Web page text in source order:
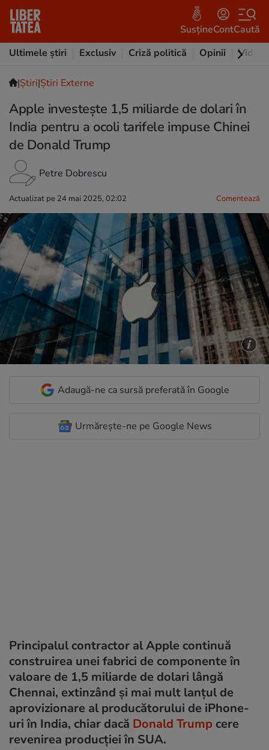
SusțineContCaută
Ultimele știri
Exclusiv Criză politică Opinii Video
|Ştiri|Știri Externe
Apple investește 1,5 miliarde de dolari în
India pentru a ocoli tarifele impuse Chinei
de Donald Trump
Petre Dobrescu
Actualizat pe 24 mai 2025, 02:02 Comentează
Adaugă-ne ca sursă preferată în Google
Urmărește-ne pe Google News
Principalul contractor al Apple continuă
construirea unei fabrici de componente în
valoare de 1,5 miliarde de dolari lângă
Chennai, extinzând și mai mult lanțul de
aprovizionare al producătorului de iPhone-
uri în India, chiar dacă Donald Trump cere
revenirea producției în SUA.